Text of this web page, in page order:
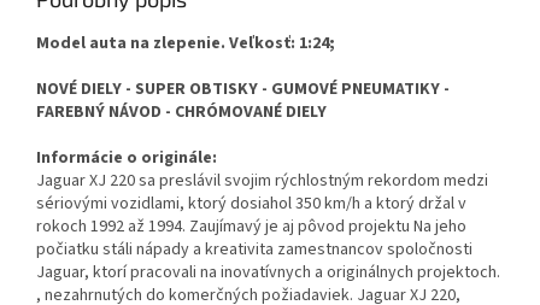
Model auta na zlepenie. Veľkosť: 1:24;
NOVÉ DIELY - SUPER OBTISKY - GUMOVÉ PNEUMATIKY -
FAREBNÝ NÁVOD - CHRÓMOVANÉ DIELY
Informácie o originále:
Jaguar XJ 220 sa preslávil svojim rýchlostným rekordom medzi
sériovými vozidlami, ktorý dosiahol 350 km/h a ktorý držal v
rokoch 1992 až 1994. Zaujímavý je aj pôvod projektu Na jeho
počiatku stáli nápady a kreativita zamestnancov spoločnosti
Jaguar, ktorí pracovali na inovatívnych a originálnych projektoch.
, nezahrnutých do komerčných požiadaviek. Jaguar XJ 220,